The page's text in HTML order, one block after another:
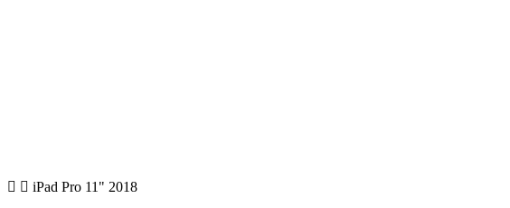
iPad Pro 11" 2018